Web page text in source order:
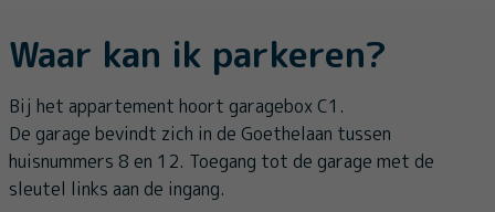
Waar kan ik parkeren?
Bij het appartement hoort garagebox C1.
De garage bevindt zich in de Goethelaan tussen
huisnummers 8 en 12. Toegang tot de garage met de
sleutel links aan de ingang.